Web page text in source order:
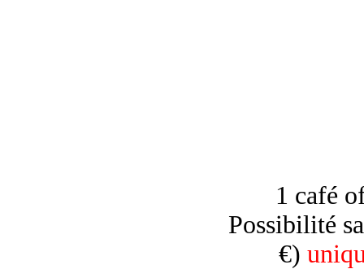
1 café
Possibilité
€)